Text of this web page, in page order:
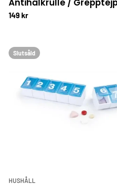
149 kr
Slutsåld
HUSHÅLL